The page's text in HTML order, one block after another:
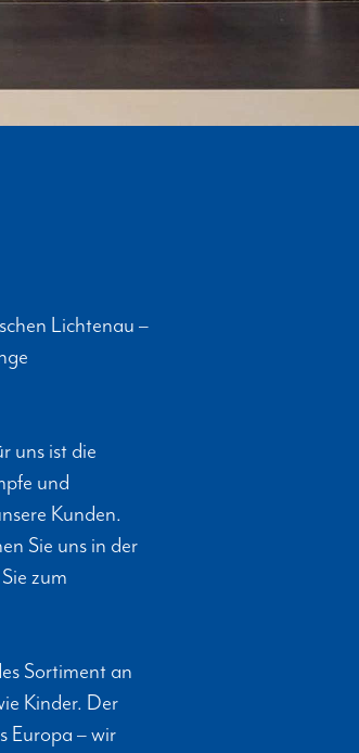
Lichtenau –
uns ist die
und
Kunden.
Sie uns in der
zum
Sortiment an
Kinder. Der
Europa – wir